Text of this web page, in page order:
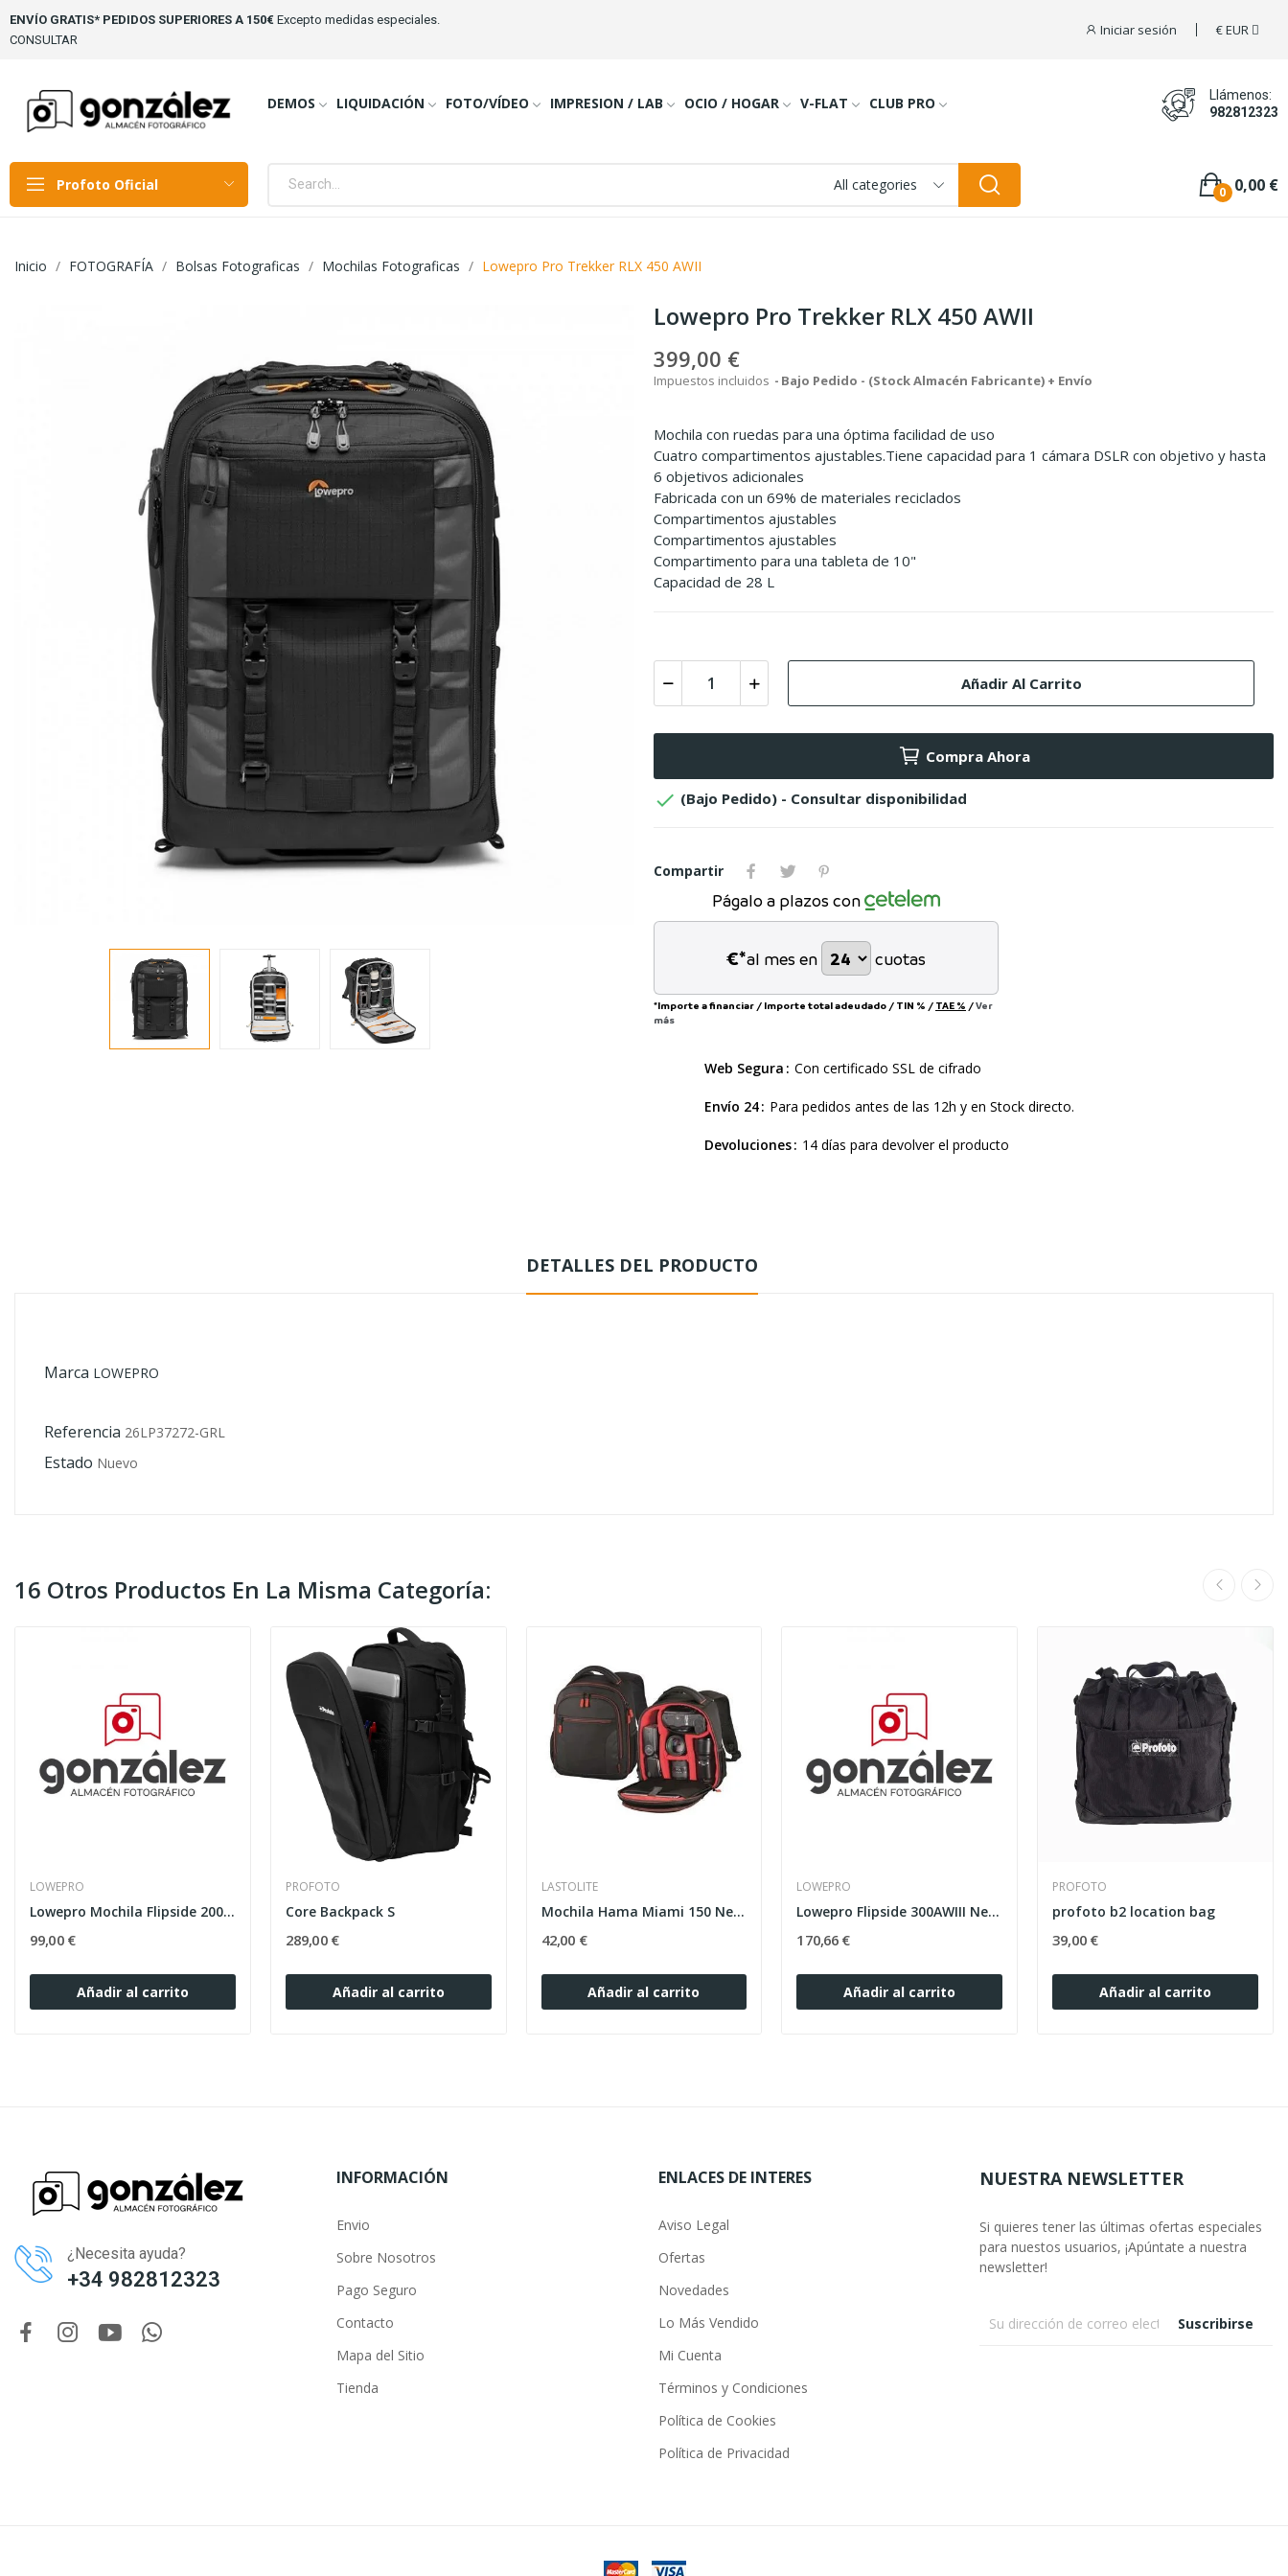
ENVÍO GRATIS* PEDIDOS SUPERIORES A 150€ Excepto medidas especiales.
CONSULTAR
Iniciar sesión €EUR
DEMOS LIQUIDACIÓN FOTO/VÍDEO IMPRESION / LAB OCIO / HOGAR V-FLAT CLUB PRO
Llámenos:
982812323
Profoto Oficial All categories 0,00 €
0
Inicio FOTOGRAFÍA Bolsas Fotograficas Mochilas Fotograficas Lowepro Pro Trekker RLX 450 AWII
Lowepro Pro Trekker RLX 450 AWII
399,00 €
Impuestos incluidos Bajo Pedido - (Stock Almacén Fabricante) + Envío
Mochila con ruedas para una óptima facilidad de uso
Cuatro compartimentos ajustables.Tiene capacidad para 1 cámara DSLR con objetivo y hasta
6 objetivos adicionales
Fabricada con un 69% de materiales reciclados
Compartimentos ajustables
Compartimentos ajustables
Compartimento para una tableta de 10"
Capacidad de 28 L
Añadir Al Carrito
Compra Ahora
 (Bajo Pedido) - Consultar disponibilidad
Compartir
Págalo a plazos con
€*al mes en cuotas
*Importe a financiar / Importe total adeudado / TIN % / TAE % /Ver
más
Web Segura Con certificado SSL de cifrado
Envío 24 Para pedidos antes de las 12h y en Stock directo.
Devoluciones 14 días para devolver el producto
DETALLES DEL PRODUCTO
Marca LOWEPRO
Referencia 26LP37272-GRL
Estado Nuevo
16 Otros Productos En La Misma Categoría:
LOWEPRO
Lowepro Mochila Flipside 200 AW II Black
99,00 €
Añadir al carrito
PROFOTO
Core Backpack S
289,00 €
Añadir al carrito
LASTOLITE
Mochila Hama Miami 150 Negro/Rojo
42,00 €
Añadir al carrito
LOWEPRO
Lowepro Flipside 300AWIII Negra
170,66 €
Añadir al carrito
PROFOTO
profoto b2 location bag
39,00 €
Añadir al carrito
¿Necesita ayuda?
+34 982812323
INFORMACIÓN
Envio
Sobre Nosotros
Pago Seguro
Contacto
Mapa del Sitio
Tienda
ENLACES DE INTERES
Aviso Legal
Ofertas
Novedades
Lo Más Vendido
Mi Cuenta
Términos y Condiciones
Política de Cookies
Política de Privacidad
NUESTRA NEWSLETTER
Si quieres tener las últimas ofertas especiales
para nuestos usuarios, ¡Apúntate a nuestra
newsletter!
Suscribirse